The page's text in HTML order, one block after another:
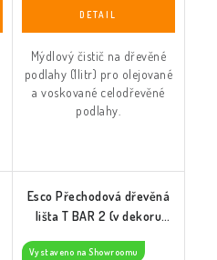
Mýdlový čistič na dřevěné
podlahy (1litr) pro olejované
a voskované celodřevěné
podlahy.
Esco Přechodová dřevěná
lišta T BAR 2 (v dekoru
Vystaveno na Showroomu